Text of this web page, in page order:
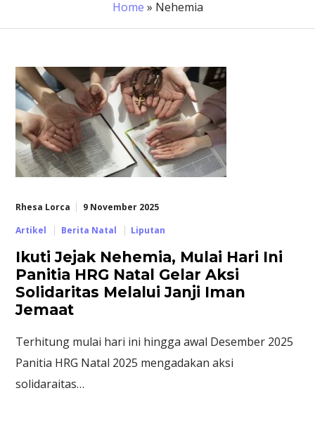
Home » Nehemia
Rhesa Lorca
9 November 2025
Artikel
Berita Natal Liputan
Ikuti Jejak Nehemia, Mulai Hari Ini
Panitia HRG Natal Gelar Aksi
Solidaritas Melalui Janji Iman
Jemaat
Terhitung mulai hari ini hingga awal Desember 2025
Panitia HRG Natal 2025 mengadakan aksi
solidaraitas…